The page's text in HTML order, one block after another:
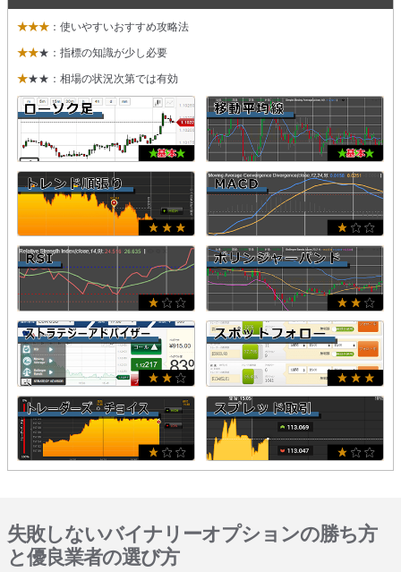
★★★ ：使いやすいおすすめ攻略法
★★★：指標の知識が少し必要
★★★：相場の状況次第では有効
失敗しないバイナリーオプションの勝ち方
と優良業者の選び方